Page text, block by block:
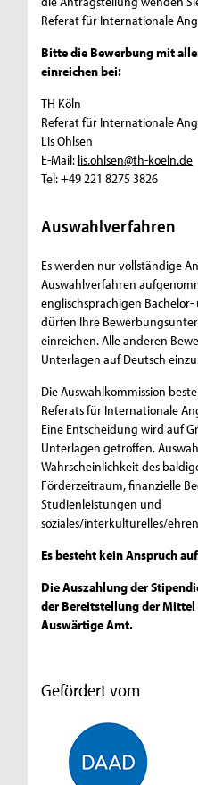
Referat für Internationale
Bitte die Bewerbung mit
einreichen bei:
TH Köln
Referat für Internationale
Lis Ohlsen
E-Mail: lis.ohlsen@th-koeln.de
Tel: +49 221 8275 3826
Auswahlverfahren
Es werden nur vollständige
Auswahlverfahren
englischsprachigen
dürfen Ihre
einreichen. Alle anderen
Unterlagen auf Deutsch
Die Auswahlkommission
Referats für Internationale
Eine Entscheidung wird auf
Unterlagen getroffen.
Wahrscheinlichkeit des
Förderzeitraum, finanzielle
Studienleistungen und
soziales/interkulturelles/
Es besteht kein Anspruch
Die Auszahlung der
der Bereitstellung der Mittel
Auswärtige Amt.
Gefördert vom